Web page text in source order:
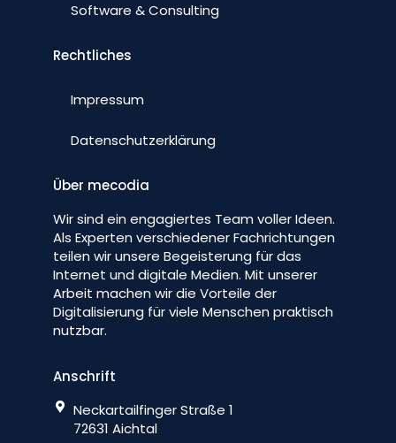
Software & Consulting
Rechtliches
Impressum
Datenschutzerklärung
Über mecodia
Wir sind ein engagiertes Team voller Ideen.
Als Experten verschiedener Fachrichtungen
teilen wir unsere Begeisterung für das
Internet und digitale Medien. Mit unserer
Arbeit machen wir die Vorteile der
Digitalisierung für viele Menschen praktisch
nutzbar.
Anschrift
Neckartailfinger Straße 1
72631 Aichtal